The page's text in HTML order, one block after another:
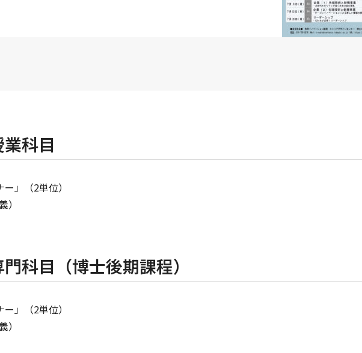
科目
」（2単位）
科目（博士後期課程）
」（2単位）